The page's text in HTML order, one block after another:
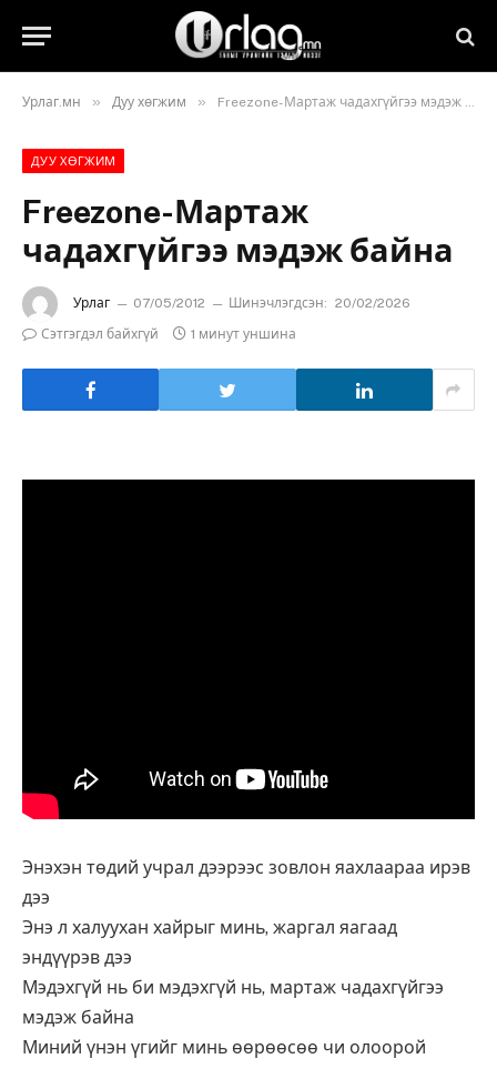
Урлаг.мн » Дуу хөгжим » Freezone-Мартаж чадахгүйгээ мэдэж байна
ДУУ ХӨГЖИМ
Freezone-Мартаж
чадахгүйгээ мэдэж байна
Урлаг 07/05/2012 Шинэчлэгдсэн: 20/02/2026
Сэтгэгдэл байхгүй
1 минут уншина
Энэхэн төдий учрал дээрээс зовлон яахлаараа ирэв
дээ
Энэ л халуухан хайрыг минь, жаргал яагаад
эндүүрэв дээ
Мэдэхгүй нь би мэдэхгүй нь, мартаж чадахгүйгээ
мэдэж байна
Миний үнэн үгийг минь өөрөөсөө чи олоорой